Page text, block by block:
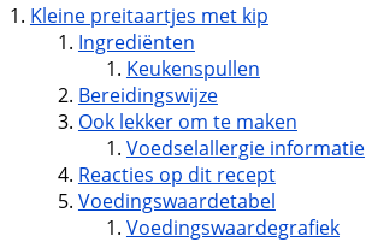
Kleine preitaartjes met kip
Ingrediënten
Keukenspullen
Bereidingswijze
Ook lekker om te maken
Voedselallergie informatie
Reacties op dit recept
Voedingswaardetabel
Voedingswaardegrafiek